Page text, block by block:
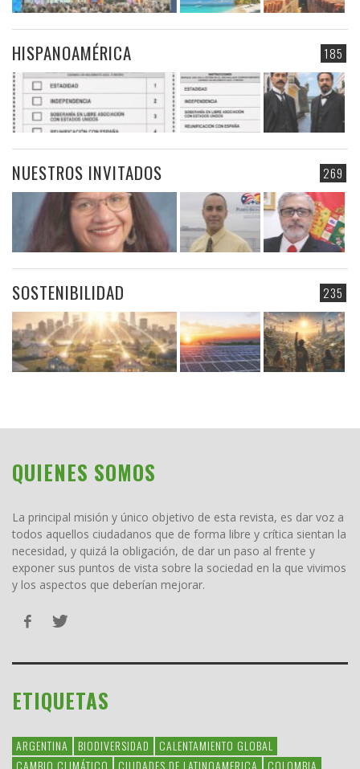
185
HISPANOAMÉRICA
269
NUESTROS INVITADOS
235
SOSTENIBILIDAD
QUIENES SOMOS
La principal misión y único objetivo de esta revista, es dar voz a
todos aquellos ciudadanos que de forma libre y crítica sientan la
necesidad, y quizá la obligación, de dar un paso al frente y
exponer sus puntos de vista sobre la sociedad en la que vivimos
y los aspectos que deberían mejorar.
ETIQUETAS
ARGENTINA BIODIVERSIDAD
CALENTAMIENTO GLOBAL
CAMBIO CLIMÁTICO
CIUDADES DE LATINOAMERICA COLOMBIA